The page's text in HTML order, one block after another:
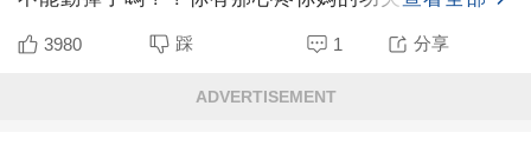
媽干家務，不就得
3980 踩 1 分享
ADVERTISEMENT